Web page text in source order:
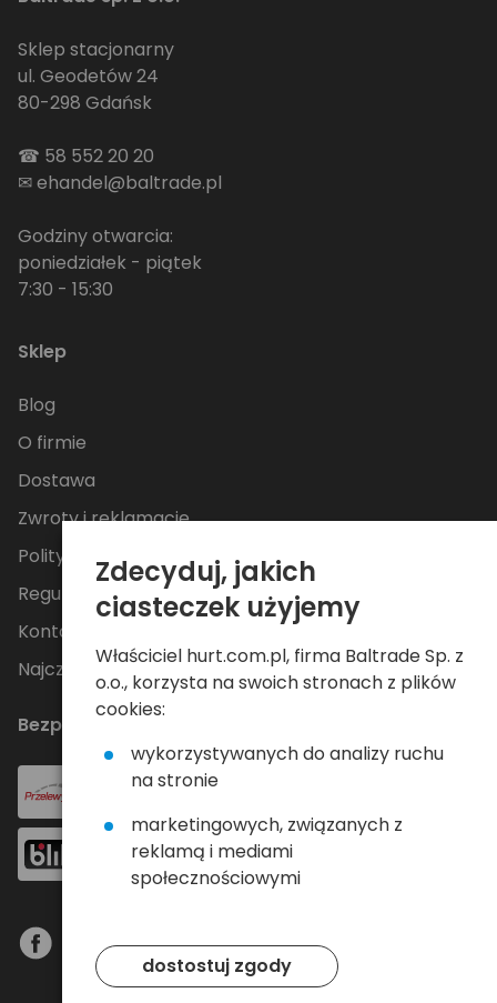
Sklep stacjonarny
ul. Geodetów 24
80-298 Gdańsk
☎ 58 552 20 20
✉ehandel@baltrade.pl
Godziny otwarcia:
poniedziałek - piątek
7:30 - 15:30
Sklep
Blog
O firmie
Dostawa
Zwroty i reklamacje
Polityka Prywatności
Regulamin
Kontakt
Najczęściej zadawane pytania
Bezpieczne płatności
Zdecyduj, jakich
ciasteczek użyjemy
Właściciel hurt.com.pl, firma Baltrade Sp. z
o.o., korzysta na swoich stronach z plików
cookies:
wykorzystywanych do analizy ruchu
na stronie
marketingowych, związanych z
reklamą i mediami
społecznościowymi
dostostuj zgody